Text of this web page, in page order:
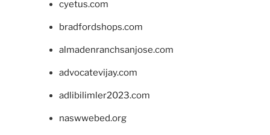
cyetus.com
bradfordshops.com
almadenranchsanjose.com
advocatevijay.com
adlibilimler2023.com
naswwebed.org